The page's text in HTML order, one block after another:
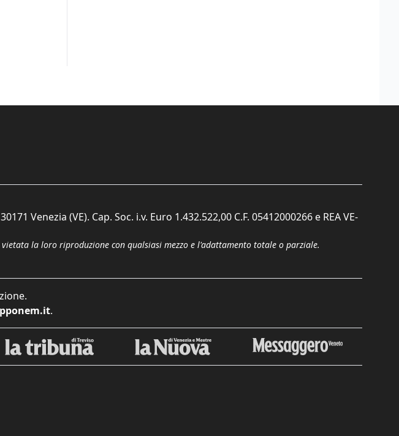
Venezia (VE). Cap. Soc. i.v. Euro 1.432.522,00 C.F. 05412000266 e REA VE-
la loro riproduzione con qualsiasi mezzo e l'adattamento totale o parziale.
.